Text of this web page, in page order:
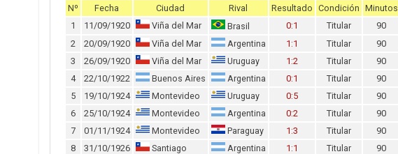
Nº Fecha Ciudad Rival Resultado Condición Minutos
1
11/09/1920 Viña del Mar Brasil 0:1 Titular 90
2
20/09/1920 Viña del Mar Argentina 1:1 Titular 90
3
26/09/1920 Viña del Mar Uruguay 1:2 Titular 90
4
22/10/1922 Buenos Aires Argentina 0:1 Titular 90
5
19/10/1924 Montevideo Uruguay 0:5 Titular 90
6
25/10/1924 Montevideo Argentina 0:2 Titular 90
7
01/11/1924 Montevideo Paraguay 1:3 Titular 90
8
31/10/1926 Santiago Argentina 1:1 Titular 90